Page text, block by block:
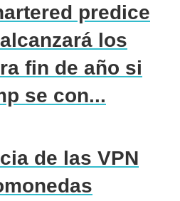
predice
los
fin de año si
se con...
de las VPN